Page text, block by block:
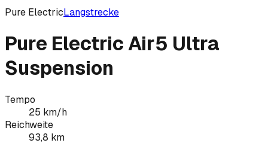
Pure ElectricLangstrecke
Pure Electric Air5 Ultra
Suspension
Tempo
25 km/h
Reichweite
93,8 km